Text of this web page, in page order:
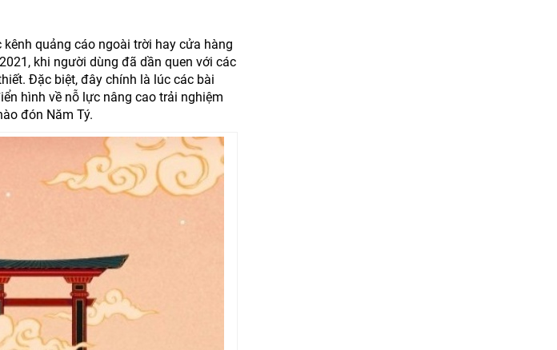
quảng cáo ngoài trời hay cửa hàng
khi người dùng đã dần quen với các
Đặc biệt, đây chính là lúc các bài
hình về nỗ lực nâng cao trải nghiệm
đón Năm Tý.